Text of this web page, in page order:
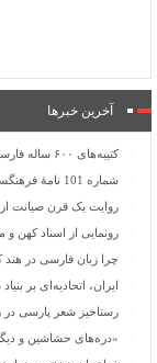
آخرین خبرها
کتیبه‌های ۶۰۰ ساله فارسی در هندوستان
شماره 101 نامۀ فرهنگستان منتشر شد
روایت یک قرن صیانت از
رونمایی از اسناد کهن
چرا زبان فارسی در
ایران، اتحادیه‌ای بر
رستاخیز شعر پارسی در
«دره‌های حشاشین و